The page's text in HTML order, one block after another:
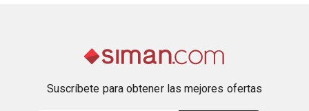
Suscríbete para obtener las mejores ofertas